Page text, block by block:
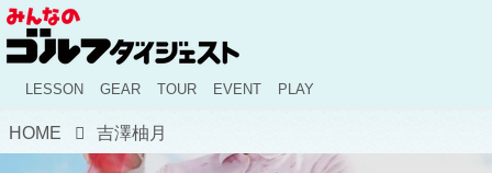
LESSON GEAR TOUR EVENT PLAY
HOME 吉澤柚月